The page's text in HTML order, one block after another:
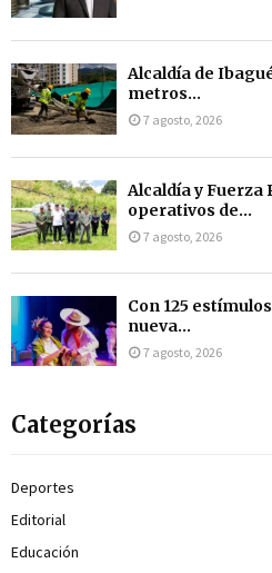
Alcaldía de
metros...
7 agosto, 2026
Alcaldía y
operativos de...
7 agosto, 2026
Con 125
nueva...
7 agosto, 2026
Categorías
Deportes
Editorial
Educación